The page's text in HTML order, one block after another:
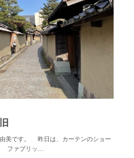
美です。 昨日は、カーテンのショー
ファブリッ…